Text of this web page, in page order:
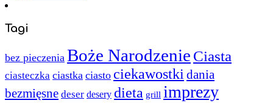
Tagi
bez pieczenia Boże Narodzenie Ciasta
ciasteczka ciastka ciasto ciekawostki dania
bezmięsne deser desery dieta grill imprezy